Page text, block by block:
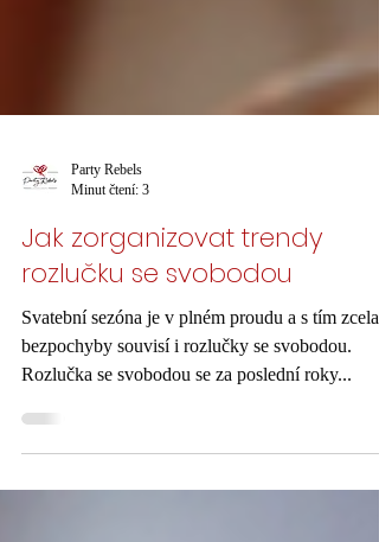
Party Rebels
Minut čtení: 3
Jak zorganizovat trendy
rozlučku se svobodou
bezpochyby souvisí i rozlučky se svobodou.
Rozlučka se svobodou se za poslední roky...